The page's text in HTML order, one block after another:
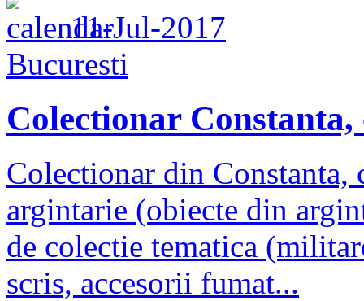
11-Jul-2017
Bucuresti
Colectionar
Colectionar din
argintarie (obiecte din
de colectie tematica
scris, accesorii fumat...